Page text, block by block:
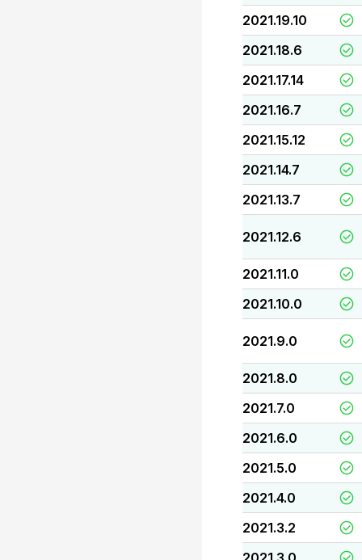
2021.19.10
2021.18.6
2021.17.14
2021.16.7
2021.15.12
2021.14.7
2021.13.7
2021.12.6
2021.11.0
2021.10.0
2021.9.0
2021.8.0
2021.7.0
2021.6.0
2021.5.0
2021.4.0
2021.3.2